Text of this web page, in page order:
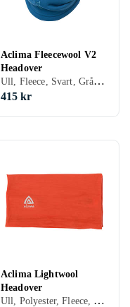
Aclima Fleecewool V2
Headover
Ull, Fleece, Svart, Grå, Brun, Orange, S, One size, Vuxen
415 kr
Aclima Lightwool
Headover
Ull, Polyester, Fleece, Svart, Vit, Grå, Turkos, Blå, Röd, Orange, Grön, Rosa, Lila, S, One size, Vuxen